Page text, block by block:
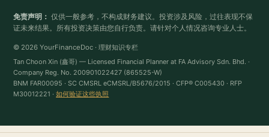
免责声明： 仅供一般参考，不构成财务建议。投资涉及风险，过往表现不保
证未来结果。所有投资决策由您自行负责。请针对个人情况咨询专业人士。
© 2026 YourFinanceDoc · 理财知识专栏
Tan Choon Xin (鑫哥) — Licensed Financial Planner at FA Advisory Sdn. Bhd. ·
Company Reg. No. 200901022427 (865525-W)
BNM FAR00095 · SC CMSRL eCMSRL/B5676/2015 · CFP® C005430 · RFP
M30012221 ·如何验证这些执照